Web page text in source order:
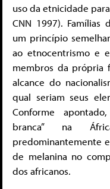
uso da etnicidade
CNN 1997).
um princípio
ao etnocentrismo e
membros da própria
alcance do
qual seriam seus
Conforme
branca” na
predominantemente
de melanina no
dos africanos.